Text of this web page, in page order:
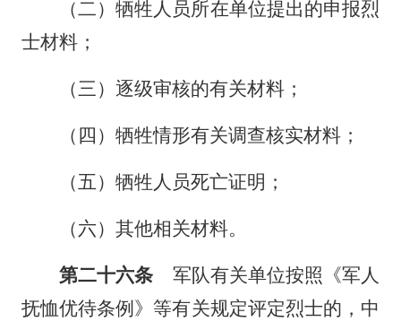
（二）牺牲人员所在单位提出的申报烈
士材料；
（三）逐级审核的有关材料；
（四）牺牲情形有关调查核实材料；
（五）牺牲人员死亡证明；
（六）其他相关材料。
第二十六条 军队有关单位按照《军人
抚恤优待条例》等有关规定评定烈士的，中